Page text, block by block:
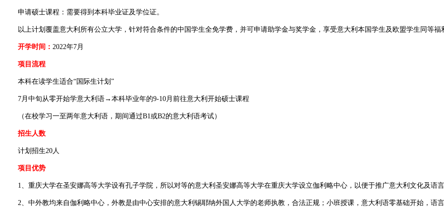
申请硕士课程：需要得到本科毕业证及学位证。
以上计划覆盖意大利所有公立大学，针对符合条件的中国学生全免学费，并可申请助学金与奖学金，享受意大利本国学生及欧盟学生同等福
开学时间： 2022年7月
项目流程
本科在读学生适合“国际生计划”
7月中旬从零开始学意大利语→本科毕业年的9-10月前往意大利开始硕士课程
（在校学习一至两年意大利语，期间通过B1或B2的意大利语考试）
招生人数
计划招生20人
项目优势
1、重庆大学在圣安娜高等大学设有孔子学院，所以对等的意大利圣安娜高等大学在重庆大学设立伽利略中心，以便于推广意大利文化及语
2、中外教均来自伽利略中心，外教是由中心安排的意大利锡耶纳外国人大学的老师执教，合法正规；小班授课，意大利语零基础开始，语